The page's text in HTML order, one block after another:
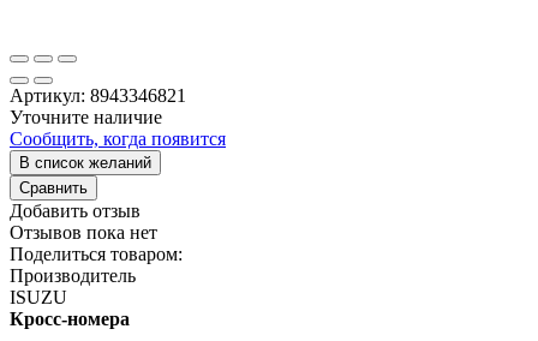
Артикул: 8943346821
Уточните наличие
Сообщить, когда появится
В список желаний
Сравнить
Добавить отзыв
Отзывов пока нет
Поделиться товаром:
Производитель
ISUZU
Кросс-номера